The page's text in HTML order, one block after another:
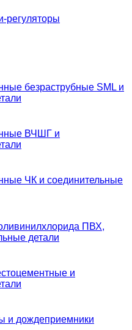
регуляторы
безраструбные SML и
ВЧШГ и
ЧК и соединительные
ПВХ,
детали
и
и дождеприемники